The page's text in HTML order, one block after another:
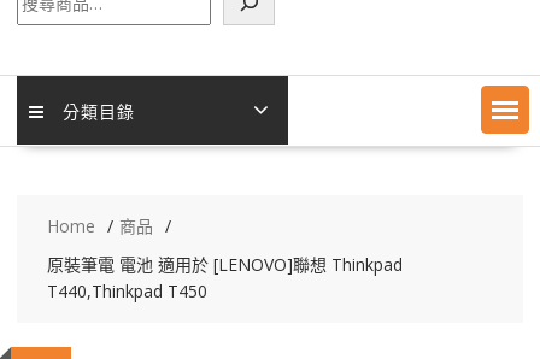
尋
分類目錄
Home
商品
原裝筆電 電池 適用於 [LENOVO]聯想 Thinkpad
T440,Thinkpad T450